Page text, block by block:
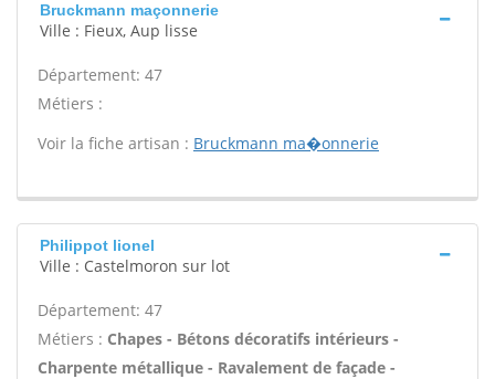
Bruckmann maçonnerie
Ville : Fieux, Aup lisse
Département: 47
Métiers :
Voir la fiche artisan : Bruckmann ma�onnerie
Philippot lionel
Ville : Castelmoron sur lot
Département: 47
Métiers : Chapes - Bétons décoratifs intérieurs -
Charpente métallique - Ravalement de façade -